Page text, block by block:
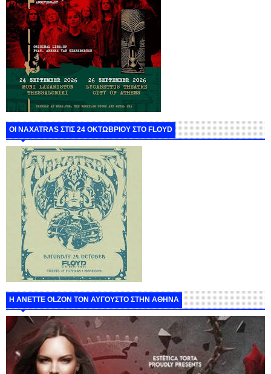
ΟΙ NAXATRAS ΣΤΙΣ 24 ΟΚΤΩΒΡΙΟΥ ΣΤΟ FLOYD
Η ANETTE OLZON ΤΟΝ ΑΥΓΟΥΣΤΟ ΣΤΗΝ ΑΘΗΝΑ